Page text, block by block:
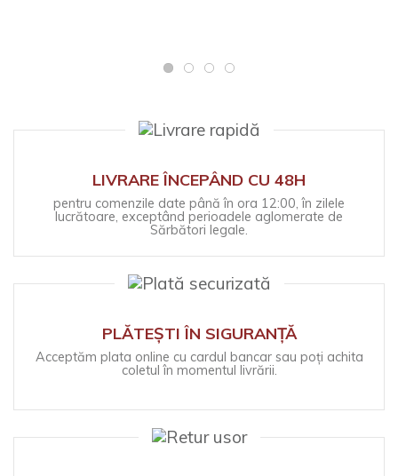
LIVRARE ÎNCEPÂND CU 48H
pentru comenzile date până în ora 12:00, în zilele
lucrătoare, exceptând perioadele aglomerate de
Sărbători legale.
PLĂTEȘTI ÎN SIGURANȚĂ
Acceptăm plata online cu cardul bancar sau poți achita
coletul în momentul livrării.